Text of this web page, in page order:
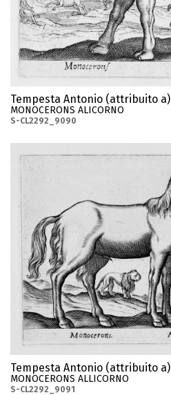
Tempesta Antonio (attribuito a)
MONOCERONS ALICORNO
S-CL2292_9090
Tempesta Antonio (attribuito a)
MONOCERONS ALLICORNO
S-CL2292_9091